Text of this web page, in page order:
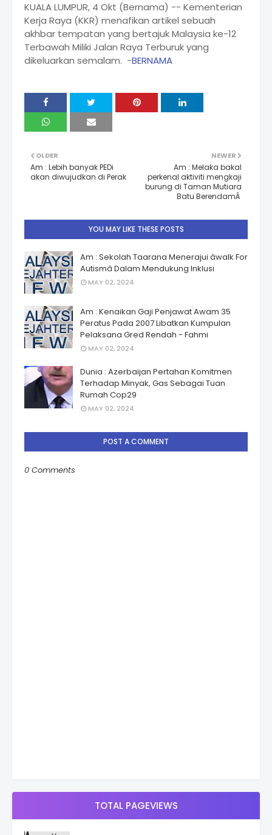
KUALA LUMPUR, 4 Okt (Bernama) -- Kementerian
Kerja Raya (KKR) menafikan artikel sebuah
akhbar tempatan yang bertajuk Malaysia ke-12
Terbawah Miliki Jalan Raya Terburuk yang
dikeluarkan semalam. -BERNAMA
NEWER
Am : Melaka bakal
perkenal aktiviti mengkaji
burung di Taman Mutiara
Batu BerendamÂ
OLDER
Am : Lebih banyak PEDi
akan diwujudkan di Perak
YOU MAY LIKE THESE POSTS
Am : Sekolah Taarana Menerajui âwalk For
Autismâ Dalam Mendukung Inklusi
MAY 02, 2024
Am : Kenaikan Gaji Penjawat Awam 35
Peratus Pada 2007 Libatkan Kumpulan
Pelaksana Gred Rendah - Fahmi
MAY 02, 2024
Dunia : Azerbaijan Pertahan Komitmen
Terhadap Minyak, Gas Sebagai Tuan
Rumah Cop29
MAY 02, 2024
POST A COMMENT
0 Comments
TOTAL PAGEVIEWS